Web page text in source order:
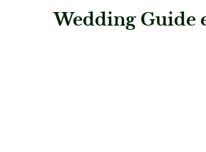
Wedding Guide